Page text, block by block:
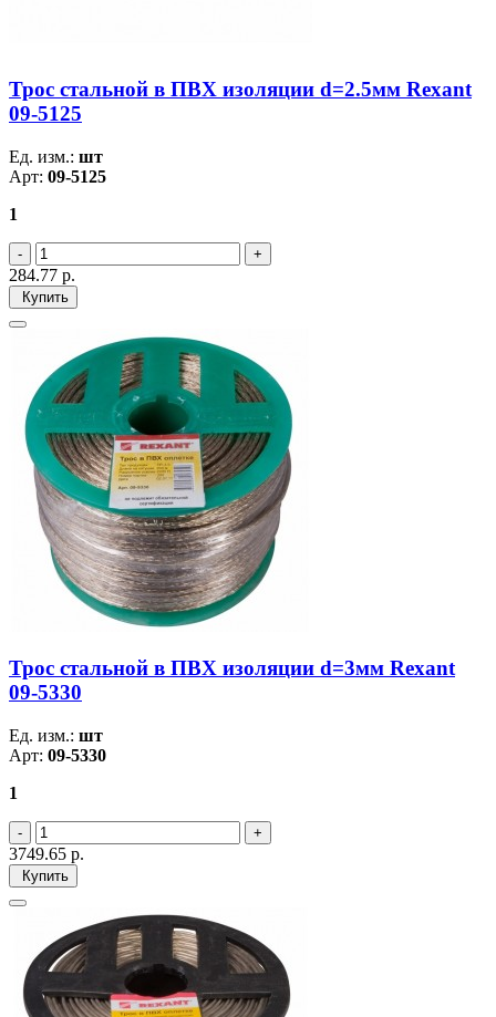
Трос стальной в ПВХ изоляции d=2.5мм Rexant
09-5125
Ед. изм.: шт
Арт: 09-5125
1
284.77 р.
Купить
Трос стальной в ПВХ изоляции d=3мм Rexant
09-5330
Ед. изм.: шт
Арт: 09-5330
1
3749.65 р.
Купить